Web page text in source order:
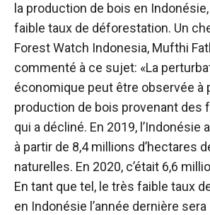
la production de bois en
faible taux de déforestation. Un
Forest Watch Indonesia, Mufthi
commenté à ce sujet: «La
économique peut être observée à
production de bois provenant des
qui a décliné. En 2019, l’Indonésie
à partir de 8,4 millions d’hectares
naturelles. En 2020, c’était 6,6
En tant que tel, le très faible taux
en Indonésie l’année dernière